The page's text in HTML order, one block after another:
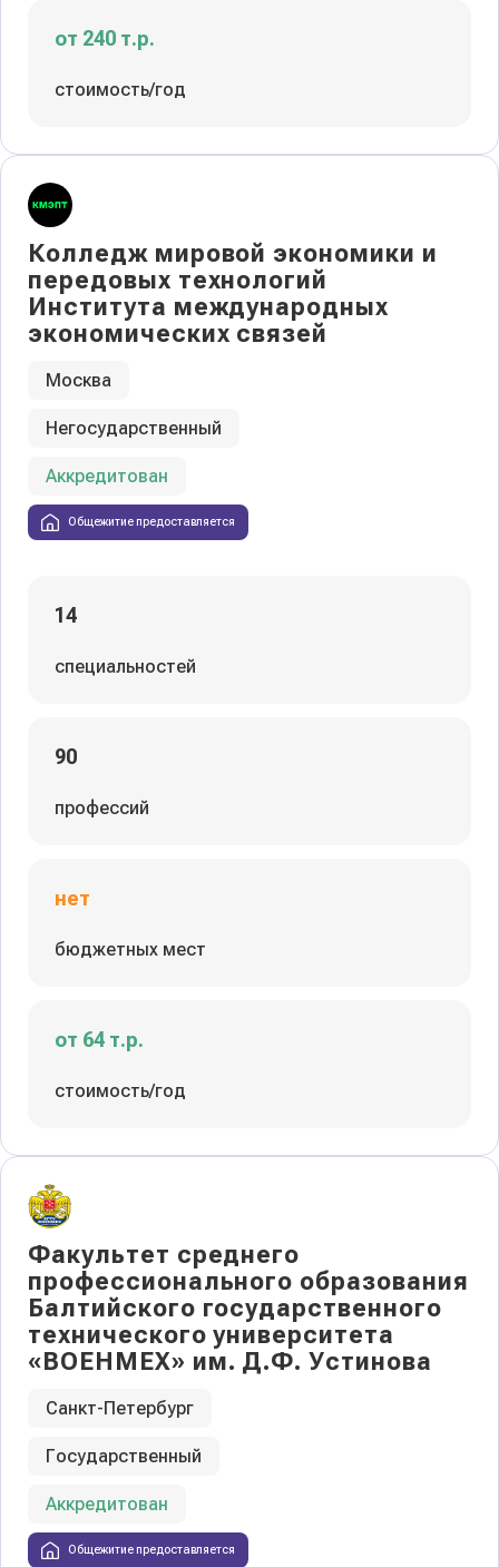
от 240 т.р.
стоимость/год
Колледж мировой экономики и
передовых технологий
Института международных
экономических связей
Москва
Негосударственный
Аккредитован
Общежитие предоставляется
14
специальностей
90
профессий
нет
бюджетных мест
от 64 т.р.
стоимость/год
Факультет среднего
профессионального образования
Балтийского государственного
технического университета
«ВОЕНМЕХ» им. Д.Ф. Устинова
Санкт-Петербург
Государственный
Аккредитован
Общежитие предоставляется